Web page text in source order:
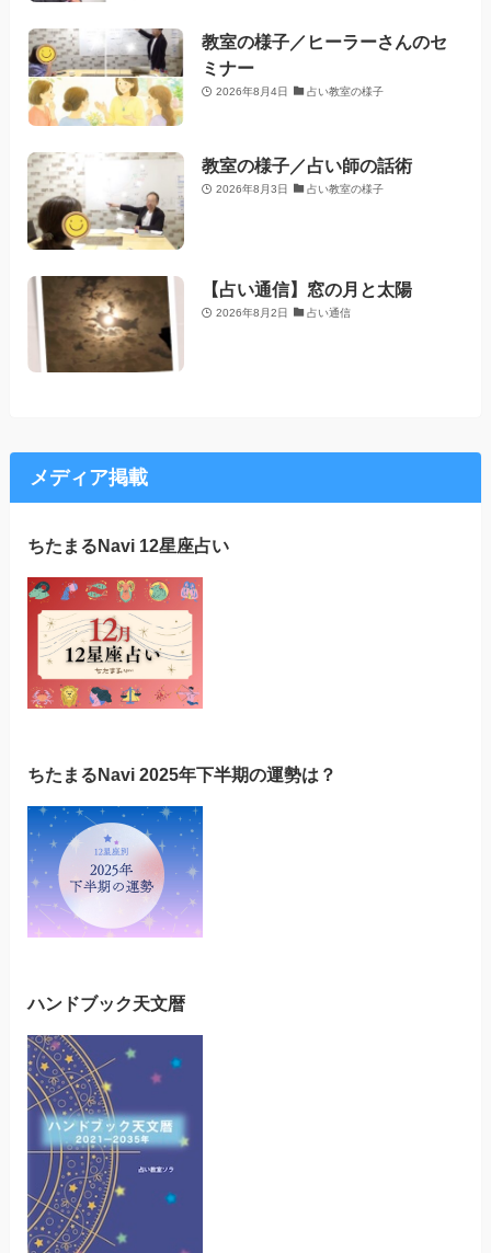
教室の様子／ヒーラーさんのセ
ミナー
2026年8月4日 占い教室の様子
教室の様子／占い師の話術
2026年8月3日 占い教室の様子
【占い通信】窓の月と太陽
2026年8月2日 占い通信
メディア掲載
ちたまるNavi 12星座占い
ちたまるNavi 2025年下半期の運勢は？
ハンドブック天文暦